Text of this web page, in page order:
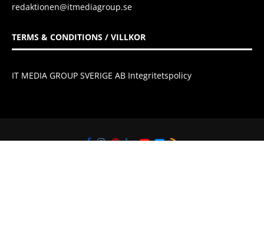
redaktionen@itmediagroup.se
TERMS & CONDITIONS / VILLKOR
IT MEDIA GROUP SVERIGE AB Integritetspolicy